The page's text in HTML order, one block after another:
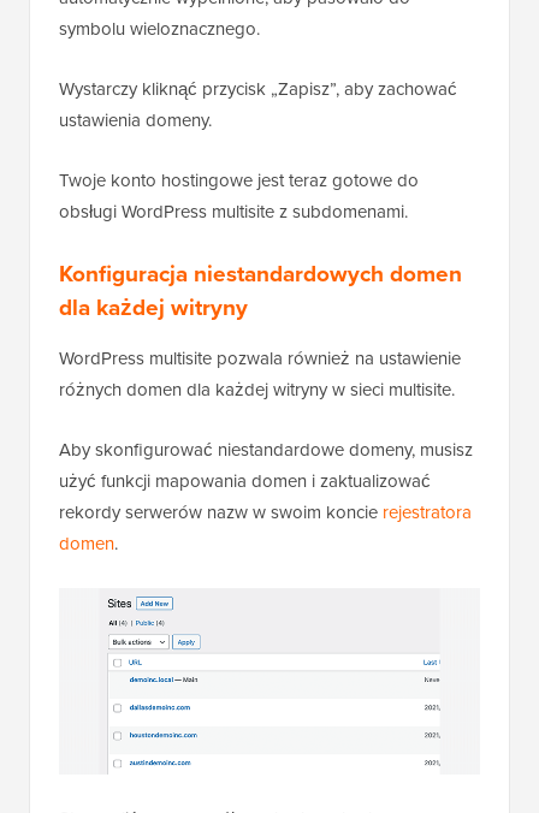
symbolu wieloznacznego.
Wystarczy kliknąć przycisk „Zapisz”, aby zachować
ustawienia domeny.
Twoje konto hostingowe jest teraz gotowe do
obsługi WordPress multisite z subdomenami.
Konfiguracja niestandardowych domen
dla każdej witryny
WordPress multisite pozwala również na ustawienie
różnych domen dla każdej witryny w sieci multisite.
Aby skonfigurować niestandardowe domeny, musisz
użyć funkcji mapowania domen i zaktualizować
rekordy serwerów nazw w swoim koncie rejestratora
domen.